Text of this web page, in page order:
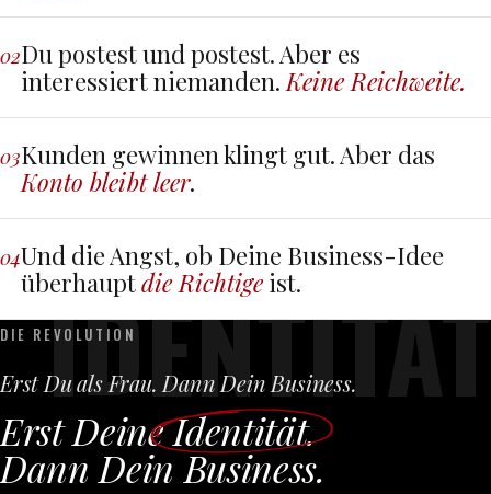
02Du postest und postest. Aber es
interessiert niemanden. Keine Reichweite.
03Kunden gewinnen klingt gut. Aber das
Konto bleibt leer.
04Und die Angst, ob Deine Business-Idee
überhauptdie Richtigeist.
IDENTITÄT
DIE REVOLUTION
Erst Du als Frau. Dann Dein Business.
Erst DeineIdentität.
Dann Dein Business.